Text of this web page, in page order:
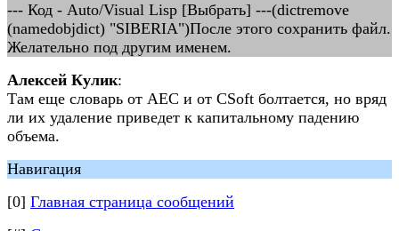
--- Код - Auto/Visual Lisp [Выбрать] ---(dictremove
(namedobjdict) "SIBERIA")После этого сохранить файл.
Желательно под другим именем.
Алексей Кулик:
Там еще словарь от AEC и от CSoft болтается, но вряд
ли их удаление приведет к капитальному падению
объема.
Навигация
[0] Главная страница сообщений